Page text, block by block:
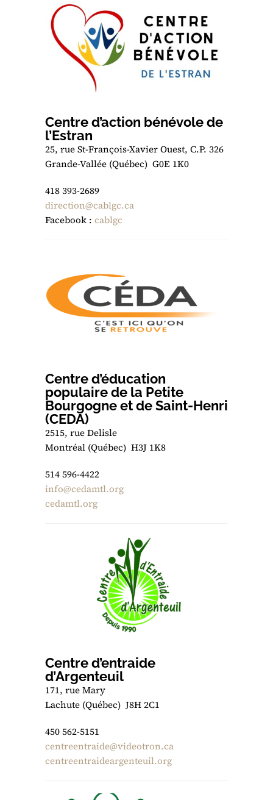
Centre d’action bénévole de
l’Estran
25, rue St-François-Xavier Ouest, C.P. 326
Grande-Vallée (Québec) G0E 1K0
418 393-2689
direction@cablgc.ca
Facebook : cablgc
Centre d’éducation
populaire de la Petite
Bourgogne et de Saint-Henri
(CEDA)
2515, rue Delisle
Montréal (Québec) H3J 1K8
514 596-4422
info@cedamtl.org
cedamtl.org
Centre d’entraide
d’Argenteuil
171, rue Mary
Lachute (Québec) J8H 2C1
450 562-5151
centreentraide@videotron.ca
centreentraideargenteuil.org